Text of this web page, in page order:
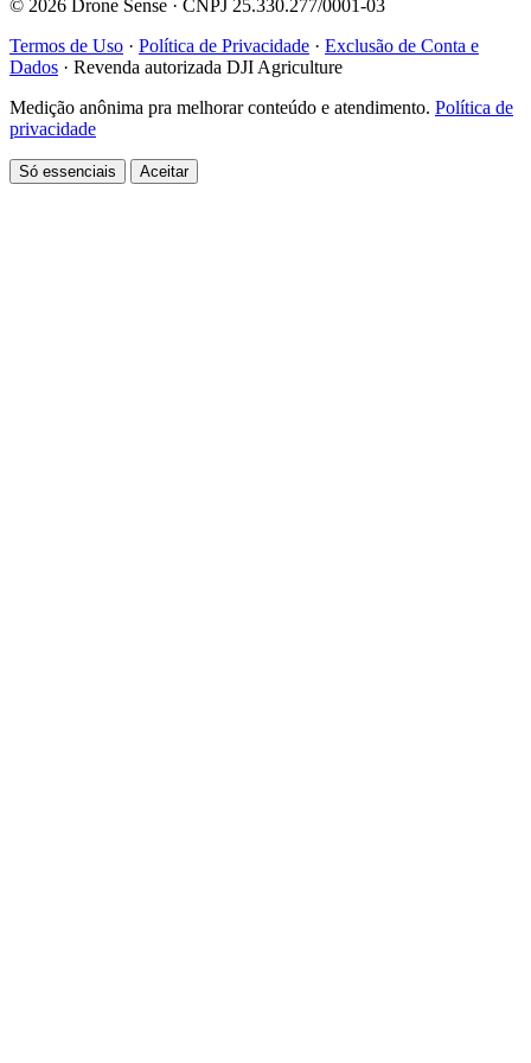
© 2026 Drone Sense · CNPJ 25.330.277/0001-03
Termos de Uso · Política de Privacidade · Exclusão de Conta e
Dados · Revenda autorizada DJI Agriculture
Medição anônima pra melhorar conteúdo e atendimento. Política de
privacidade
Só essenciais Aceitar